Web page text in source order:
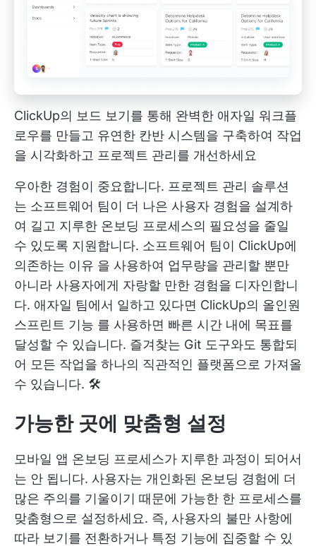
ClickUp의 보드 보기를 통해 완벽한 애자일 워크플
로우를 만들고 유연한 칸반 시스템을 구축하여 작업
을 시각화하고 프로젝트 관리를 개선하세요
우아한 경험이 중요합니다. 프로젝트 관리 솔루션
는 소프트웨어 팀이 더 나은 사용자 경험을 설계하
여 길고 지루한 온보딩 프로세스의 필요성을 줄일
수 있도록 지원합니다. 소프트웨어 팀이 ClickUp에
의존하는 이유 을 사용하여 업무량을 관리할 뿐만
아니라 사용자에게 자랑할 만한 경험을 디자인합니
다. 애자일 팀에서 일하고 있다면 ClickUp의 올인원
스프린트 기능 를 사용하면 빠른 시간 내에 목표를
달성할 수 있습니다. 즐겨찾는 Git 도구와도 통합되
어 모든 작업을 하나의 직관적인 플랫폼으로 가져올
수 있습니다. 🛠️
가능한 곳에 맞춤형 설정
모바일 앱 온보딩 프로세스가 지루한 과정이 되어서
는 안 됩니다. 사용자는 개인화된 온보딩 경험에 더
많은 주의를 기울이기 때문에 가능한 한 프로세스를
맞춤형으로 설정하세요. 즉, 사용자의 불만 사항에
따라 보기를 전환하거나 특정 기능에 집중할 수 있